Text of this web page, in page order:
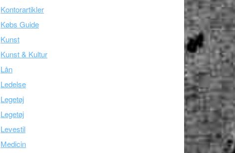
Kontorartikler
Købs Guide
Kunst
Kunst & Kultur
Lån
Ledelse
Legetøj
Legetøj
Levestil
Medicin